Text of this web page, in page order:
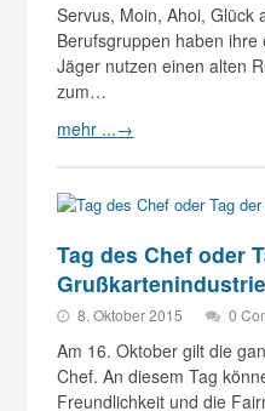
Servus, Moin, Ahoi, Glück
Berufsgruppen haben
Jäger nutzen einen alten
zum…
mehr ...→
Tag des Chef oder
8. Oktober 2015 0
Am 16. Oktober gilt die
Chef. An diesem Tag
Freundlichkeit und die